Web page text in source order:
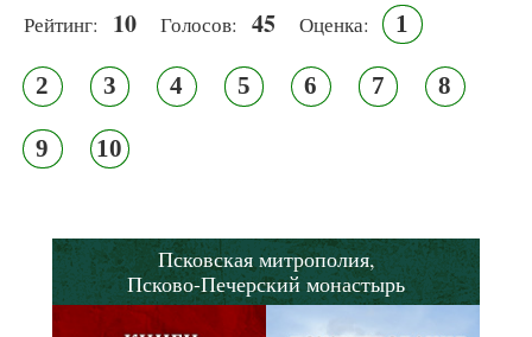
Рейтинг: 10 Голосов: 45 Оценка: 1
2 3 4 5 6 7 8
9 10
Псковская митрополия,
Псково-Печерский монастырь